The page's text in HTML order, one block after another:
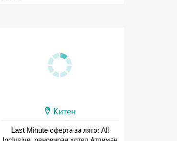
Китен
Last Minute оферта за лято: All